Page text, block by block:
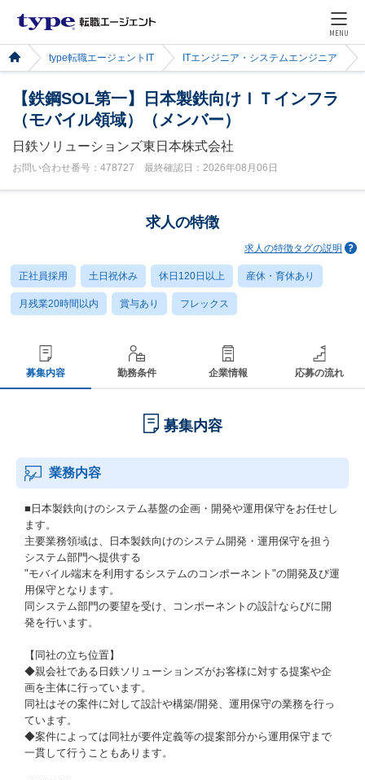
MENU
type転職エージェントIT ITエンジニア・システムエンジニア
【鉄鋼SOL第一】日本製鉄向けＩＴインフラ
（モバイル領域）（メンバー）
日鉄ソリューションズ東日本株式会社
お問い合わせ番号：478727 最終確認日：2026年08月06日
求人の特徴
求人の特徴タグの説明
正社員採用 土日祝休み 休日120日以上 産休・育休あり
月残業20時間以内 賞与あり フレックス
募集内容 勤務条件 企業情報 応募の流れ
募集内容
業務内容
■日本製鉄向けのシステム基盤の企画・開発や運用保守をお任せし
ます。
主要業務領域は、日本製鉄向けのシステム開発・運用保守を担う
システム部門へ提供する
"モバイル端末を利用するシステムのコンポーネント"の開発及び運
用保守となります。
同システム部門の要望を受け、コンポーネントの設計ならびに開
発を行います。
【同社の立ち位置】
◆親会社である日鉄ソリューションズがお客様に対する提案や企
画を主体に行っています。
同社はその案件に対して設計や構築/開発、運用保守の業務を行っ
ています。
◆案件によっては同社が要件定義等の提案部分から運用保守まで
一貫して行うこともあります。